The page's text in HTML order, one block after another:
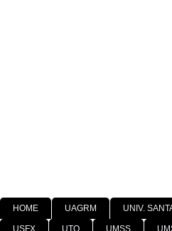
HOME UAGRM UNIV.